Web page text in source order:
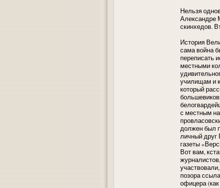
Нельзя
Александре
скинхедов.
История
сама война
переписать
местными
училищам и
который
с местным
должен был
личный друг
газеты
Вот вам,
позора
офицера